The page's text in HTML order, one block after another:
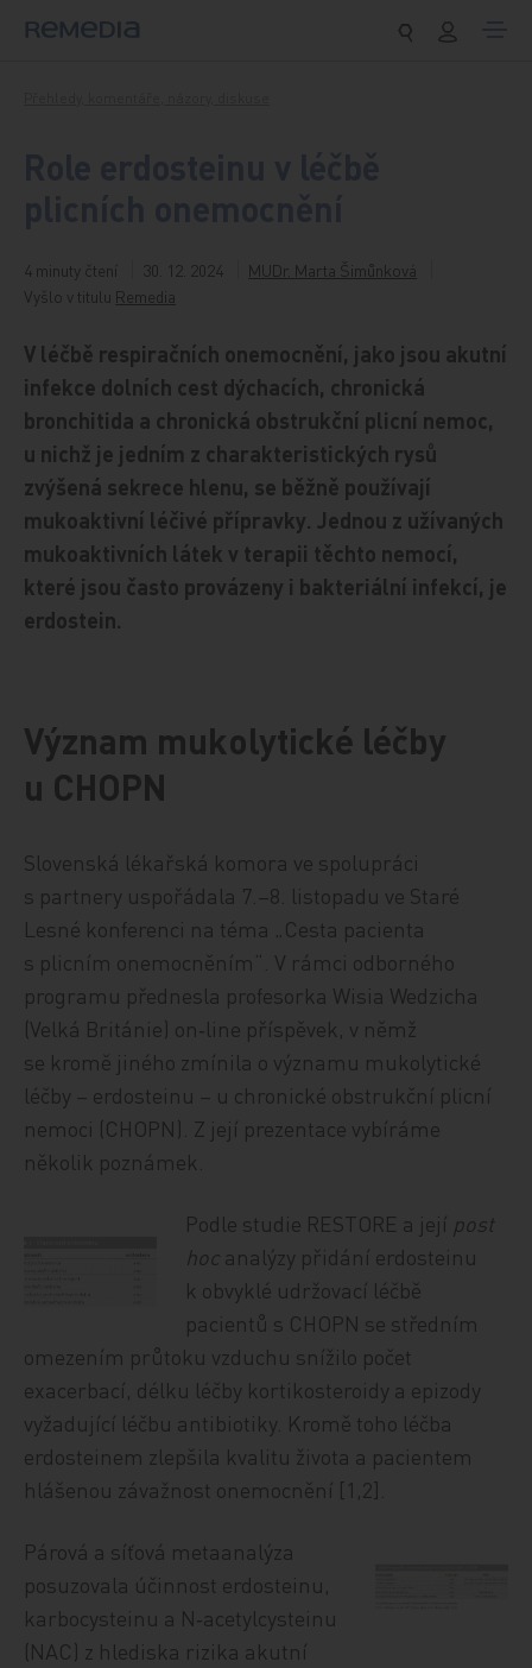
4 minuty čtení 30. 12. 2024
MUDr. Marta Šimůnková
Vyšlo v titulu Remedia
V léčbě respiračních onemocnění, jako jsou akutní
infekce dolních cest dýchacích, chronická
bronchitida a chronická obstrukční plicní nemoc,
u nichž je jedním z charakteristických rysů
zvýšená sekrece hlenu, se běžně používají
mukoaktivní léčivé přípravky. Jednou z užívaných
mukoaktivních látek v terapii těchto nemocí,
které jsou často provázeny i bakteriální infekcí, je
erdostein.
Význam mukolytické léčby
u CHOPN
Slovenská lékařská komora ve spolupráci
s partnery uspořádala 7.–8. listopadu ve Staré
Lesné konferenci na téma „Cesta pacienta
s plicním onemocněním“. V rámci odborného
programu přednesla profesorka Wisia Wedzicha
(Velká Británie) on‑line příspěvek, v němž
se kromě jiného zmínila o významu mukolytické
léčby – erdosteinu – u chronické obstrukční plicní
nemoci (CHOPN). Z její prezentace vybíráme
několik poznámek.
Podle studie RESTORE a její post
hoc analýzy přidání erdosteinu
k obvyklé udržovací léčbě
pacientů s CHOPN se středním
omezením průtoku vzduchu snížilo počet
exacerbací, délku léčby kortikosteroidy a epizody
vyžadující léčbu antibiotiky. Kromě toho léčba
erdosteinem zlepšila kvalitu života a pacientem
hlášenou závažnost onemocnění [1,2].
Párová a síťová metaanalýza
posuzovala účinnost erdosteinu,
karbocysteinu a N‑acetylcysteinu
(NAC) z hlediska rizika akutní